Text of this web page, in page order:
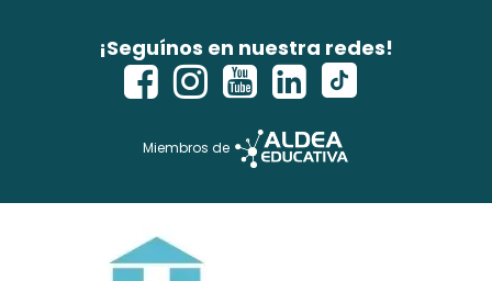
¡Seguínos en nuestra redes!
Miembros de
Copyright © 2026 - isecursos.com - Todos los derechos